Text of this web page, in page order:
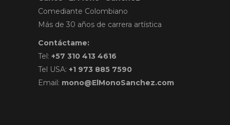
Comediante Colombiano
Más de 30 años de carrera artística
Contáctame:
Tel: +57 310 413 4616
Tel USA: +1 973 885 7590
Email: mono@ElMonoSanchez.com